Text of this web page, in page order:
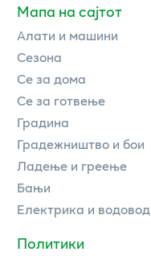
Мапа на сајтот
Алати и машини
Сезона
Се за дома
Се за готвење
Градина
Градежништво и бои
Ладење и греење
Бањи
Електрика и водовод
Политики